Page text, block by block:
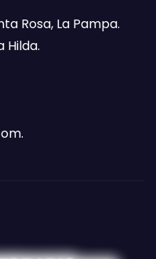
Rosa, La Pampa.
Hilda.
.